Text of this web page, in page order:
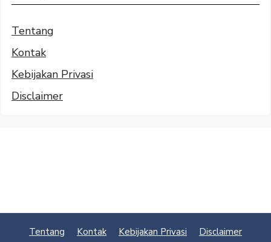
Tentang
Kontak
Kebijakan Privasi
Disclaimer
Tentang Kontak Kebijakan Privasi Disclaimer